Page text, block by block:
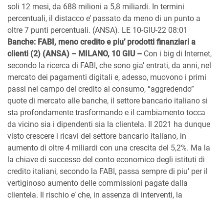
soli 12 mesi, da 688 milioni a 5,8 miliardi. In termini
percentuali, il distacco e’ passato da meno di un punto a
oltre 7 punti percentuali. (ANSA). LE 10-GIU-22 08:01
Banche: FABI, meno credito e piu’ prodotti finanziari a
clienti (2) (ANSA) – MILANO, 10 GIU – Con i big di Internet,
secondo la ricerca di FABI, che sono gia’ entrati, da anni, nel
mercato dei pagamenti digitali e, adesso, muovono i primi
passi nel campo del credito al consumo, “aggredendo”
quote di mercato alle banche, il settore bancario italiano si
sta profondamente trasformando e il cambiamento tocca
da vicino sia i dipendenti sia la clientela. Il 2021 ha dunque
visto crescere i ricavi del settore bancario italiano, in
aumento di oltre 4 miliardi con una crescita del 5,2%. Ma la
la chiave di successo del conto economico degli istituti di
credito italiani, secondo la FABI, passa sempre di piu’ per il
vertiginoso aumento delle commissioni pagate dalla
clientela. Il rischio e’ che, in assenza di interventi, la